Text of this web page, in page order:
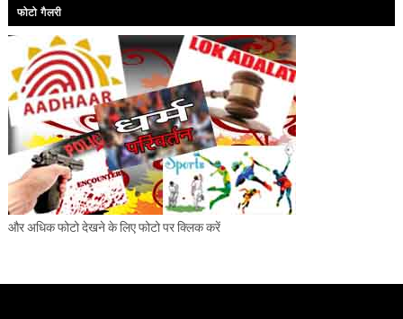
फोटो गैलरी
और अधिक फोटो देखने के लिए फोटो पर क्लिक करें